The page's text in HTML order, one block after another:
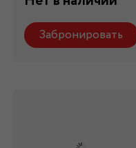
Забронировать